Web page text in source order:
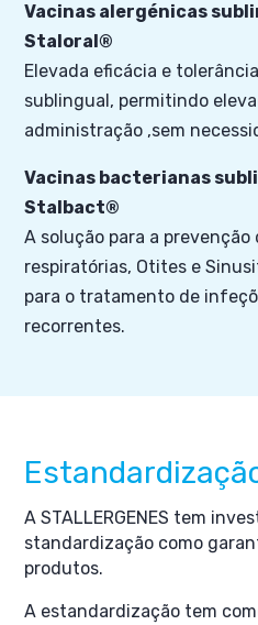
Vacinas alergénicas
Staloral®
Elevada eficácia e
sublingual, permitindo
administração ,sem
Vacinas bacterianas
Stalbact®
A solução para a
respiratórias, Otites e
para o tratamento de
recorrentes.
A STALLERGENES tem
standardização como
produtos.
A estandardização tem